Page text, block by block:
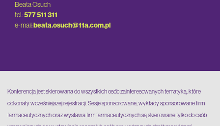
Beata Osuch
tel.:577 511 311
e-mail:beata.osuch@11a.com.pl
Konferencja jest skierowana do wszystkich osób zainteresowanych tematyką, które
dokonały wcześniejszej rejestracji. Sesje sponsorowane, wykłady sponsorowane firm
farmaceutycznych oraz wystawa firm farmaceutycznych są skierowane tylko do osób